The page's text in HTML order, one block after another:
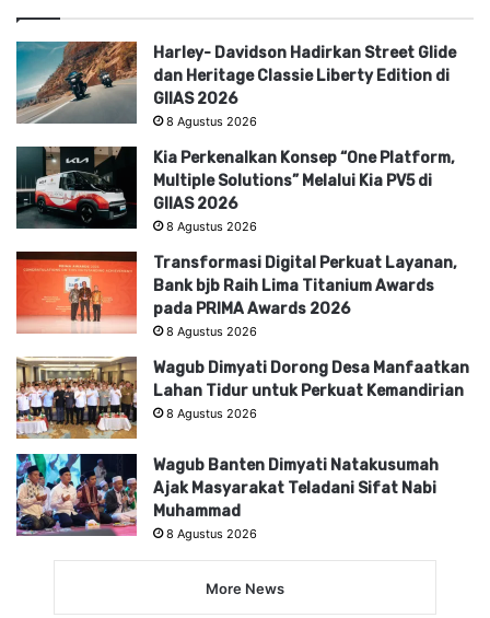
Harley- Davidson Hadirkan Street Glide
dan Heritage Classie Liberty Edition di
GIIAS 2026
8 Agustus 2026
Kia Perkenalkan Konsep “One Platform,
Multiple Solutions” Melalui Kia PV5 di
GIIAS 2026
8 Agustus 2026
Transformasi Digital Perkuat Layanan,
Bank bjb Raih Lima Titanium Awards
pada PRIMA Awards 2026
8 Agustus 2026
Wagub Dimyati Dorong Desa Manfaatkan
Lahan Tidur untuk Perkuat Kemandirian
8 Agustus 2026
Wagub Banten Dimyati Natakusumah
Ajak Masyarakat Teladani Sifat Nabi
Muhammad
8 Agustus 2026
More News